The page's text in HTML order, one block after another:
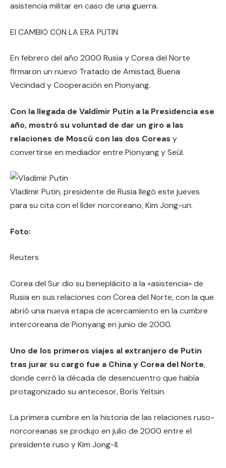
asistencia militar en caso de una guerra.
El CAMBIO CON LA ERA PUTIN
En febrero del año 2000 Rusia y Corea del Norte
firmaron un nuevo Tratado de Amistad, Buena
Vecindad y Cooperación en Pionyang.
Con la llegada de Valdímir Putin a la Presidencia ese
año, mostró su voluntad de dar un giro a las
relaciones de Moscú con las dos Coreas y
convertirse en mediador entre Pionyang y Seúl.
Vladimir Putin, presidente de Rusia llegó este jueves
para su cita con el líder norcoreano, Kim Jong-un.
Foto:
Reuters
Corea del Sur dio su beneplácito a la «asistencia» de
Rusia en sus relaciones con Corea del Norte, con la que
abrió una nueva etapa de acercamiento en la cumbre
intercoreana de Pionyang en junio de 2000.
Uno de los primeros viajes al extranjero de Putin
tras jurar su cargo fue a China y Corea del Norte,
donde cerró la década de desencuentro que había
protagonizado su antecesor, Borís Yeltsin.
La primera cumbre en la historia de las relaciones ruso-
norcoreanas se produjo en julio de 2000 entre el
presidente ruso y Kim Jong-Il.